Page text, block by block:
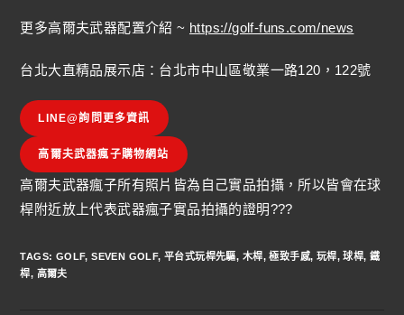
更多高爾夫武器配置介紹 ~ https://golf-funs.com/news
台北大直精品展示店：台北市中山區敬業一路120，122號
LINE@詢問更多資訊
高爾夫武器瘋子購物網站
高爾夫武器瘋子所有照片皆為自己實品拍攝，所以皆會在球
桿附近放上代表武器瘋子實品拍攝的證明???
TAGS: GOLF, SEVEN GOLF, 平台式玩桿先驅, 木桿, 極致手感, 玩桿, 球桿, 鐵
桿, 高爾夫